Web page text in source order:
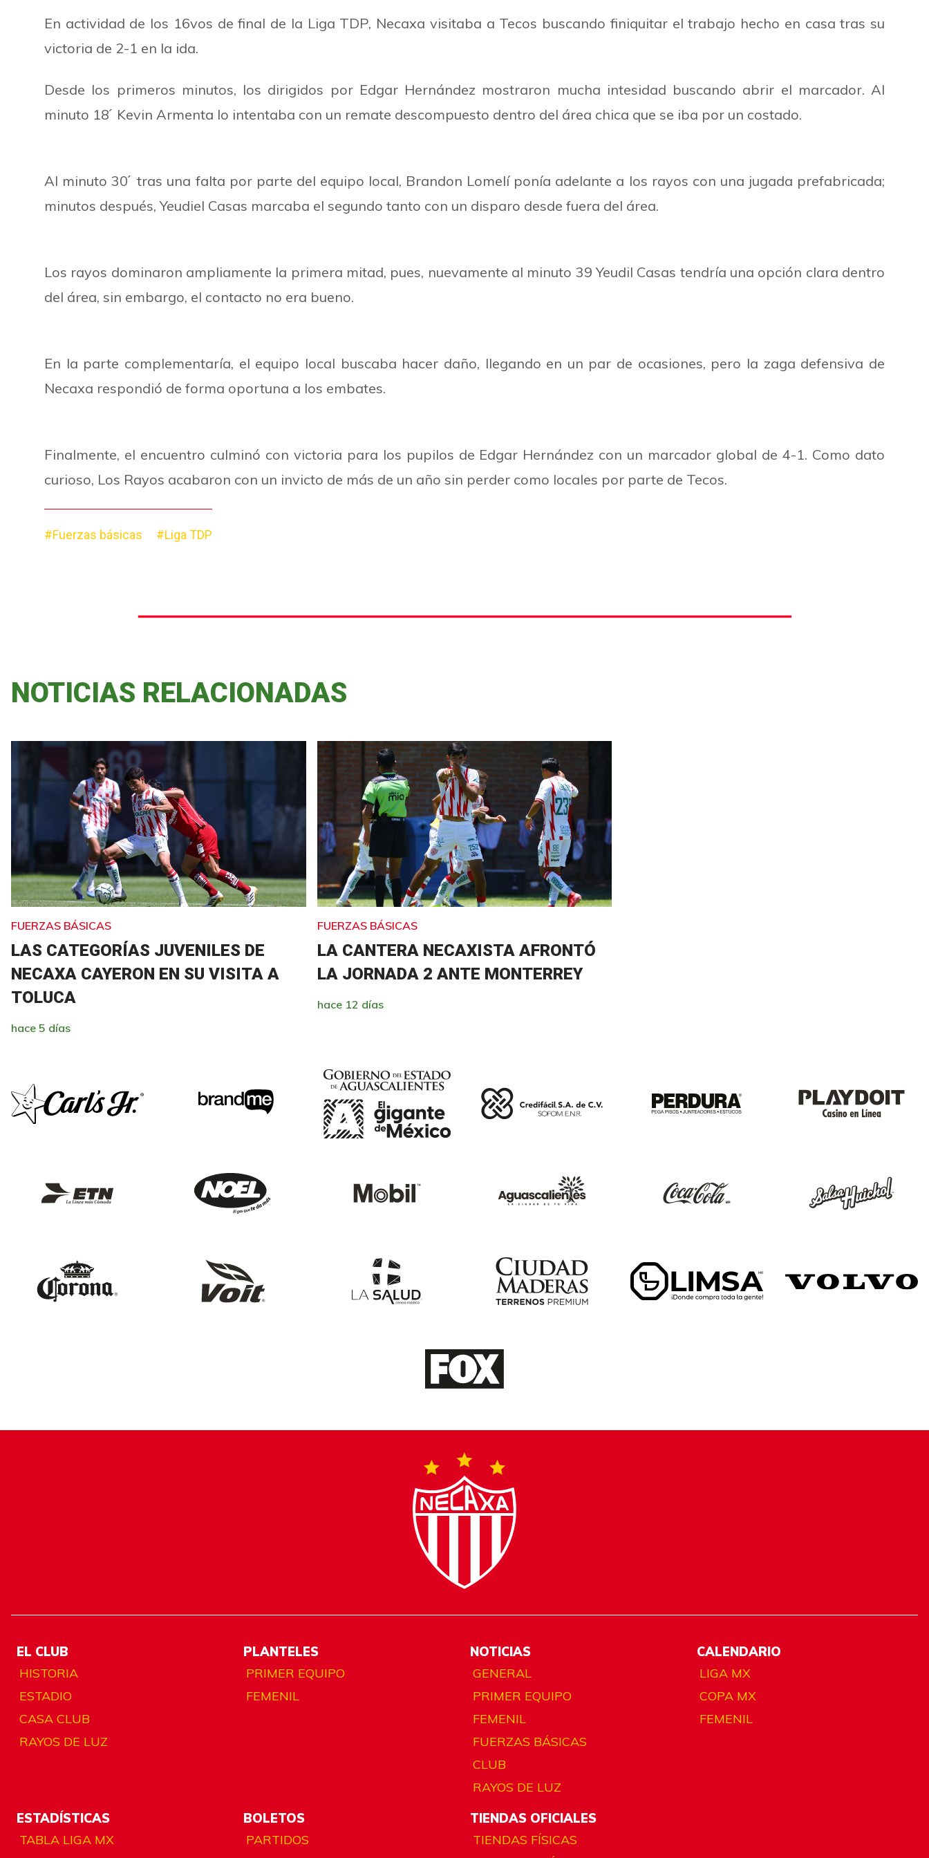
En actividad de los 16vos de final de la Liga TDP, Necaxa visitaba a Tecos buscando finiquitar el trabajo hecho en casa tras su
victoria de 2-1 en la ida.
Desde los primeros minutos, los dirigidos por Edgar Hernández mostraron mucha intesidad buscando abrir el marcador. Al
minuto 18 ́ Kevin Armenta lo intentaba con un remate descompuesto dentro del área chica que se iba por un costado.
Al minuto 30 ́ tras una falta por parte del equipo local, Brandon Lomelí ponía adelante a los rayos con una jugada prefabricada;
minutos después, Yeudiel Casas marcaba el segundo tanto con un disparo desde fuera del área.
Los rayos dominaron ampliamente la primera mitad, pues, nuevamente al minuto 39 Yeudil Casas tendría una opción clara dentro
del área, sin embargo, el contacto no era bueno.
En la parte complementaría, el equipo local buscaba hacer daño, llegando en un par de ocasiones, pero la zaga defensiva de
Necaxa respondió de forma oportuna a los embates.
Finalmente, el encuentro culminó con victoria para los pupilos de Edgar Hernández con un marcador global de 4-1. Como dato
curioso, Los Rayos acabaron con un invicto de más de un año sin perder como locales por parte de Tecos.
#Fuerzas básicas #Liga TDP
NOTICIAS RELACIONADAS
FUERZAS BÁSICAS
LAS CATEGORÍAS JUVENILES DE
NECAXA CAYERON EN SU VISITA A
TOLUCA
hace 5 días
FUERZAS BÁSICAS
LA CANTERA NECAXISTA AFRONTÓ
LA JORNADA 2 ANTE MONTERREY
hace 12 días
EL CLUB
HISTORIA
ESTADIO
CASA CLUB
RAYOS DE LUZ
PLANTELES
PRIMER EQUIPO
FEMENIL
NOTICIAS
GENERAL
PRIMER EQUIPO
FEMENIL
FUERZAS BÁSICAS
CLUB
RAYOS DE LUZ
CALENDARIO
LIGA MX
COPA MX
FEMENIL
ESTADÍSTICAS
TABLA LIGA MX
BOLETOS
PARTIDOS
TIENDAS OFICIALES
TIENDAS FÍSICAS